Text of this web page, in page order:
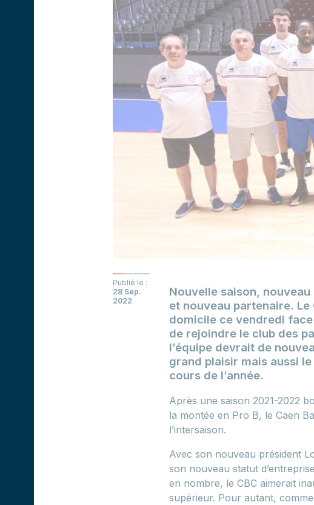
Publié le :
28 Sep.
2022
Nouvelle saison,
et nouveau partenaire.
domicile ce vendredi
de rejoindre le club des
l’équipe devrait de
grand plaisir mais aussi
cours de l’année.
Après une saison 2021-2022
la montée en Pro B, le Caen
l’intersaison.
Avec son nouveau président
son nouveau statut
en nombre, le CBC aimerait
supérieur. Pour autant,